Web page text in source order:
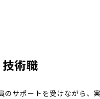
術職
のサポートを受けながら、